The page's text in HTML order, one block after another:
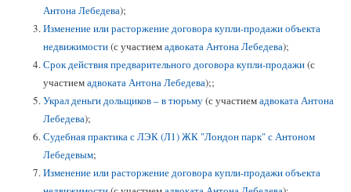
Антона Лебедева);
Изменение или расторжение договора купли-продажи объекта
недвижимости(с участиемадвоката Антона Лебедева);
Срок действия предварительного договора купли-продажи(с
участиемадвоката Антона Лебедева);;
Украл деньги дольщиков – в тюрьму(с участиемадвоката Антона
Лебедева);
Судебная практика с ЛЭК (Л1) ЖК "Лондон парк" с Антоном
Лебедевым;
Изменение или расторжение договора купли-продажи объекта